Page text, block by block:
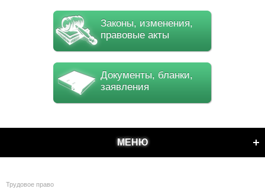
Законы, изменения,
правовые акты
Документы, бланки,
заявления
МЕНЮ
Трудовое право